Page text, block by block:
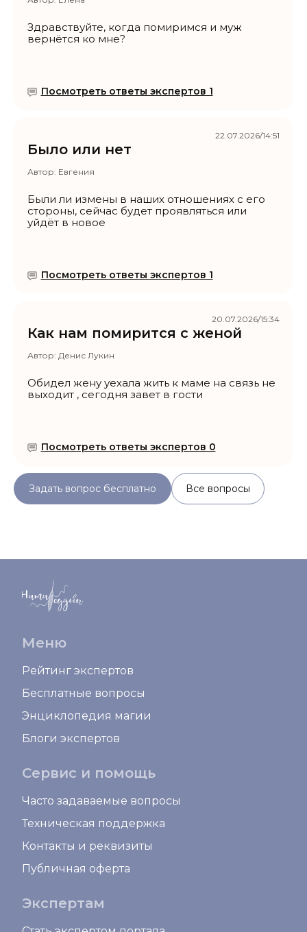
Здравствуйте, когда помиримся и муж
вернётся ко мне?
Посмотреть ответы экспертов 1
Было или нет
Автор: Евгения
Были ли измены в наших отношениях с его
стороны, сейчас будет проявляться или
уйдёт в новое
Посмотреть ответы экспертов 1
22.07.2026/14:51
Как нам помирится с женой
Автор: Денис Лукин
Обидел жену уехала жить к маме на связь не
выходит , сегодня завет в гости
Посмотреть ответы экспертов 0
20.07.2026/15:34
Задать вопрос бесплатно Все вопросы
Меню
Рейтинг экспертов
Бесплатные вопросы
Энциклопедия магии
Блоги экспертов
Сервис и помощь
Часто задаваемые вопросы
Техническая поддержка
Контакты и реквизиты
Публичная оферта
Экспертам